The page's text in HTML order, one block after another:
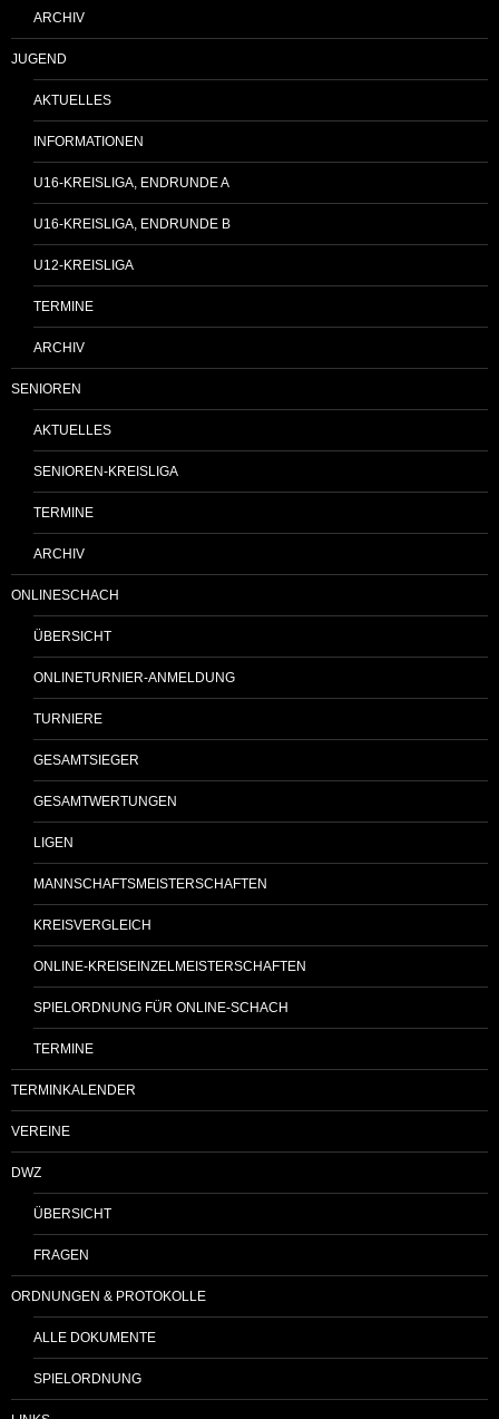
ARCHIV
JUGEND
AKTUELLES
INFORMATIONEN
U16-KREISLIGA, ENDRUNDE A
U16-KREISLIGA, ENDRUNDE B
U12-KREISLIGA
TERMINE
ARCHIV
SENIOREN
AKTUELLES
SENIOREN-KREISLIGA
TERMINE
ARCHIV
ONLINESCHACH
ÜBERSICHT
ONLINETURNIER-ANMELDUNG
TURNIERE
GESAMTSIEGER
GESAMTWERTUNGEN
LIGEN
MANNSCHAFTSMEISTERSCHAFTEN
KREISVERGLEICH
ONLINE-KREISEINZELMEISTERSCHAFTEN
SPIELORDNUNG FÜR ONLINE-SCHACH
TERMINE
TERMINKALENDER
VEREINE
DWZ
ÜBERSICHT
FRAGEN
ORDNUNGEN & PROTOKOLLE
ALLE DOKUMENTE
SPIELORDNUNG